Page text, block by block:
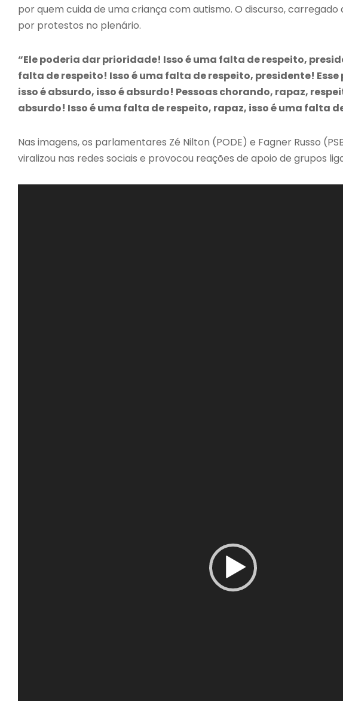
por quem cuida de uma criança com autismo. O discurso,
por protestos no plenário.
“Ele poderia dar prioridade! Isso é uma falta de respeito,
falta de respeito! Isso é uma falta de respeito, presidente!
isso é absurdo, isso é absurdo! Pessoas chorando, rapaz,
absurdo! Isso é uma falta de respeito, rapaz, isso é uma falta
Nas imagens, os parlamentares Zé Nilton (PODE) e Fagner Russo
viralizou nas redes sociais e provocou reações de apoio de grupos